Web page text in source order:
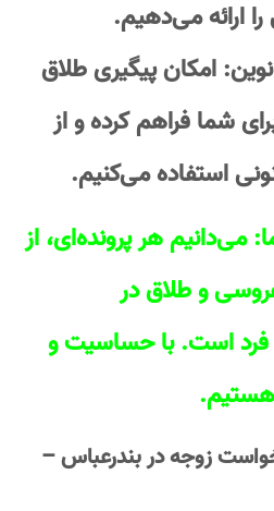
ارائه می‌دهیم.
امکان پیگیری طلاق
شما فراهم کرده و از
استفاده می‌کنیم.
هر پرونده‌ای، از
و طلاق در
فرد است. با حساسیت و
هستیم.
زوجه در بندرعباس –